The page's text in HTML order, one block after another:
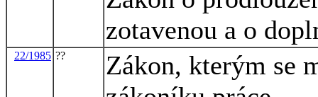
zotavenou a o
22/1985 ??
Zákon, kterým se